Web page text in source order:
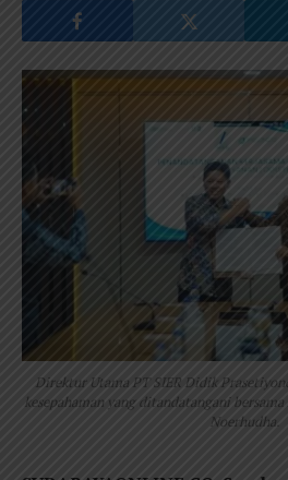
Direktur Utama PT SIER Didik
kesepahaman yang ditandatangani
Noerhudha.